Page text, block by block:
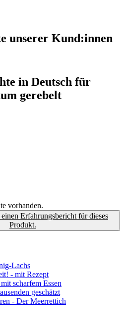
unserer Kund:innen
in Deutsch für
gerebelt
vorhanden.
Erfahrungsbericht für dieses
Produkt.
Lachs
- mit Rezept
scharfem Essen
geschätzt
- Der Meerrettich